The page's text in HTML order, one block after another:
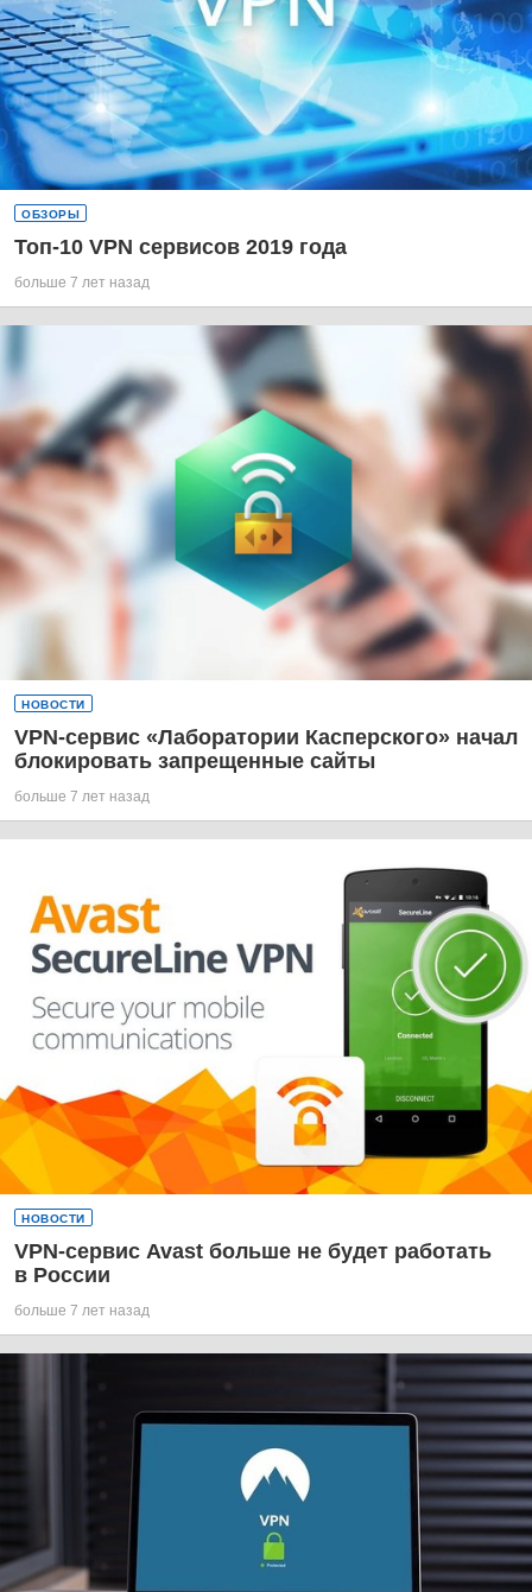
ОБЗОРЫ
Топ-10 VPN сервисов 2019 года
больше 7 лет назад
НОВОСТИ
VPN-сервис «Лаборатории Касперского» начал
блокировать запрещенные сайты
больше 7 лет назад
НОВОСТИ
VPN-сервис Avast больше не будет работать
в России
больше 7 лет назад